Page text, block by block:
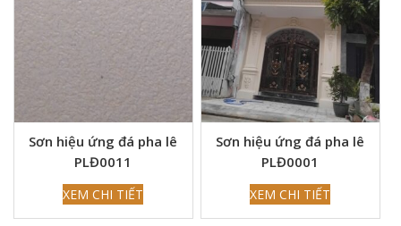
Sơn hiệu ứng đá pha lê
PLĐ0011
XEM CHI TIẾT
Sơn hiệu ứng đá pha lê
PLĐ0001
XEM CHI TIẾT